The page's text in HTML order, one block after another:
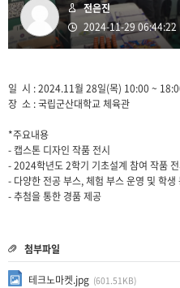
전은진
2024-11-29 06:44:22
일 시 : 2024.11월 28일(목) 10:00 ~
장 소 : 국립군산대학교 체육관
*주요내용
- 캡스톤 디자인 작품 전시
- 2024학년도 2학기 기초설계 참여 작품
- 다양한 전공 부스, 체험 부스 운영 및 학생
- 추첨을 통한 경품 제공
첨부파일
(601.51KB)
테크노마켓.jpg